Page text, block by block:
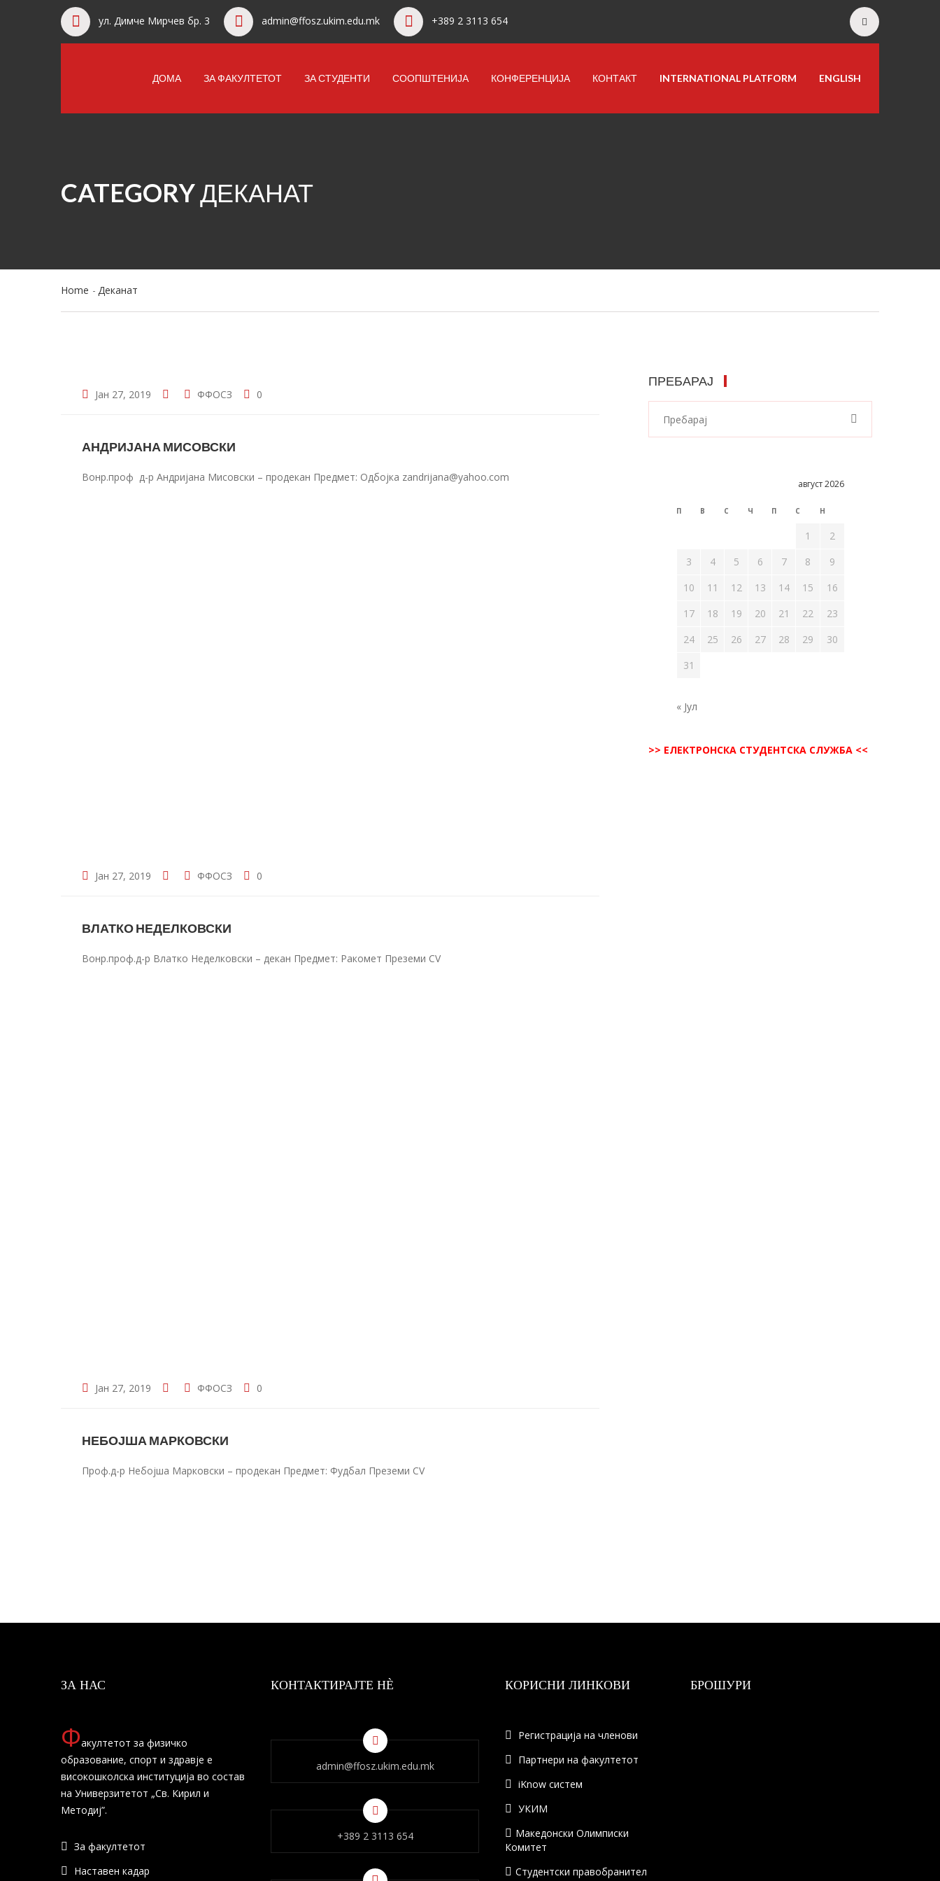
ул. Димче Мирчев бр. 3 admin@ffosz.ukim.edu.mk +389 2 3113 654
ДОМА ЗА ФАКУЛТЕТОТ ЗА СТУДЕНТИ СООПШТЕНИЈА КОНФЕРЕНЦИЈА КОНТАКТ INTERNATIONAL PLATFORM ENGLISH
CATEGORY ДЕКАНАТ
Home Деканат
Јан 27, 2019 ФФОСЗ 0
АНДРИЈАНА МИСОВСКИ
Вонр.проф д-р Андријана Мисовски – продекан Предмет: Одбојка zandrijana@yahoo.com
Јан 27, 2019 ФФОСЗ 0
ВЛАТКО НЕДЕЛКОВСКИ
Вонр.проф.д-р Влатко Неделковски – декан Предмет: Ракомет Преземи CV
Јан 27, 2019 ФФОСЗ 0
НЕБОЈША МАРКОВСКИ
Проф.д-р Небојша Марковски – продекан Предмет: Фудбал Преземи CV
ПРЕБАРАЈ
август 2026
П В С Ч П С Н
1
2
3
4 5 6 7 8
9
10
11 12 13 14 15
16
17
18 19 20 21 22
23
24
25 26 27 28 29
30
31
« Јул
>> ЕЛЕКТРОНСКА СТУДЕНТСКА СЛУЖБА <<
ЗА НАС
Факултетот за физичко
образование, спорт и здравје е
високошколска институција во состав
на Универзитетот „Св. Кирил и
Методиј”.
За факултетот
Наставен кадар
КОНТАКТИРАЈТЕ НÈ
admin@ffosz.ukim.edu.mk
+389 2 3113 654
КОРИСНИ ЛИНКОВИ
Регистрација на членови
Партнери на факултетот
iKnow систем
УКИМ
Македонски Олимписки
Комитет
Студентски правобранител
БРОШУРИ